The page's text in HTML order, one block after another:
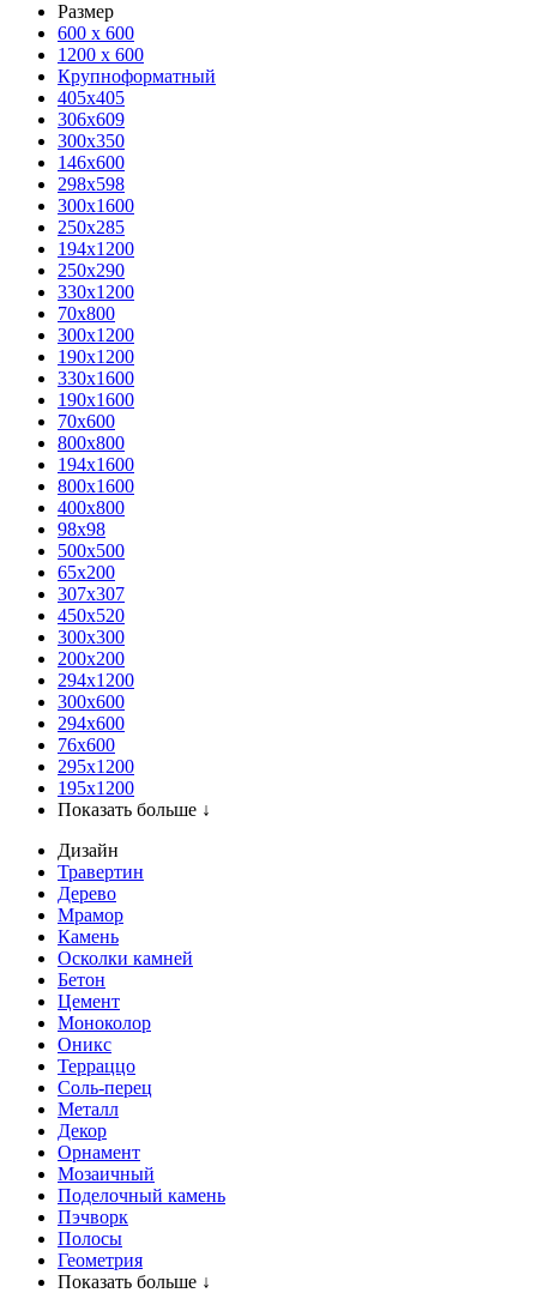
Размер
600 х 600
1200 х 600
Крупноформатный
405x405
306x609
300x350
146x600
298x598
300x1600
250x285
194x1200
250x290
330x1200
70x800
300x1200
190x1200
330x1600
190x1600
70x600
800x800
194x1600
800x1600
400х800
98x98
500x500
65x200
307x307
450x520
300x300
200x200
294x1200
300x600
294x600
76х600
295х1200
195х1200
Показать больше ↓
Дизайн
Травертин
Дерево
Мрамор
Камень
Осколки камней
Бетон
Цемент
Моноколор
Оникс
Терраццо
Соль-перец
Металл
Декор
Орнамент
Мозаичный
Поделочный камень
Пэчворк
Полосы
Геометрия
Показать больше ↓